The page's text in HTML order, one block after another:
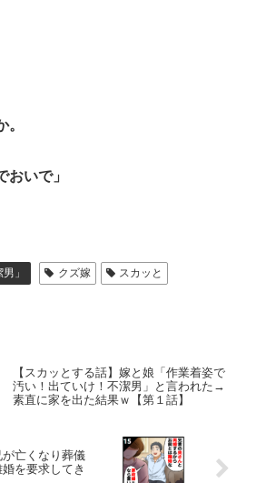
いで」
」 クズ嫁
スカッと
【スカッとする話】嫁と娘「作業着姿で
汚い！出ていけ！不潔男」と言われた→
素直に家を出た結果ｗ【第１話】
が亡くなり葬儀
を要求してき